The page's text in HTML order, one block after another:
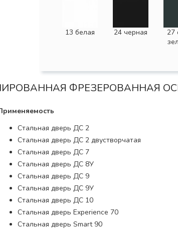
13 белая 24 черная
27
ФРЕЗЕРОВАННАЯ
Стальная дверь ДС 2
Стальная дверь ДС 2 двустворчатая
Стальная дверь ДС 7
Стальная дверь ДС 8У
Стальная дверь ДС 9
Стальная дверь ДС 9У
Стальная дверь ДС 10
Стальная дверь Experience 70
Стальная дверь Smart 90